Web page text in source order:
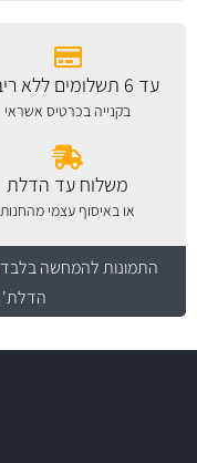
עד 6 תשלומים ללא ריבית
בקנייה בכרטיס אשראי
משלוח עד הדלת
או באיסוף עצמי מהחנות
התמונות להמחשה
הדלת'